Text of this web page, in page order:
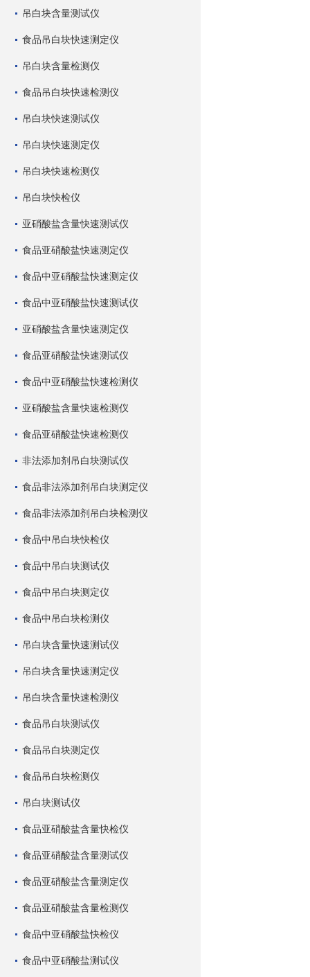
吊白块含量测试仪
食品吊白块快速测定仪
吊白块含量检测仪
食品吊白块快速检测仪
吊白块快速测试仪
吊白块快速测定仪
吊白块快速检测仪
吊白块快检仪
亚硝酸盐含量快速测试仪
食品亚硝酸盐快速测定仪
食品中亚硝酸盐快速测定仪
食品中亚硝酸盐快速测试仪
亚硝酸盐含量快速测定仪
食品亚硝酸盐快速测试仪
食品中亚硝酸盐快速检测仪
亚硝酸盐含量快速检测仪
食品亚硝酸盐快速检测仪
非法添加剂吊白块测试仪
食品非法添加剂吊白块测定仪
食品非法添加剂吊白块检测仪
食品中吊白块快检仪
食品中吊白块测试仪
食品中吊白块测定仪
食品中吊白块检测仪
吊白块含量快速测试仪
吊白块含量快速测定仪
吊白块含量快速检测仪
食品吊白块测试仪
食品吊白块测定仪
食品吊白块检测仪
吊白块测试仪
食品亚硝酸盐含量快检仪
食品亚硝酸盐含量测试仪
食品亚硝酸盐含量测定仪
食品亚硝酸盐含量检测仪
食品中亚硝酸盐快检仪
食品中亚硝酸盐测试仪